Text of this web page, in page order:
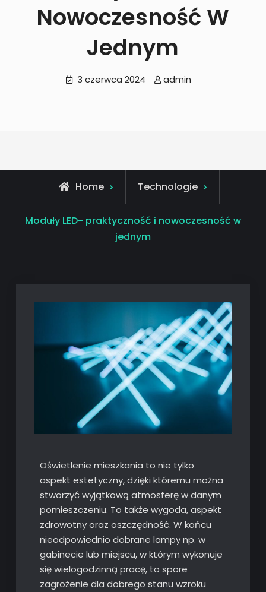
Nowoczesność W
Jednym
3 czerwca 2024 admin
Home Technologie
Moduły LED- praktyczność i nowoczesność w
jednym
Oświetlenie mieszkania to nie tylko
aspekt estetyczny, dzięki któremu można
stworzyć wyjątkową atmosferę w danym
pomieszczeniu. To także wygoda, aspekt
zdrowotny oraz oszczędność. W końcu
nieodpowiednio dobrane lampy np. w
gabinecie lub miejscu, w którym wykonuje
się wielogodzinną pracę, to spore
zagrożenie dla dobrego stanu wzroku